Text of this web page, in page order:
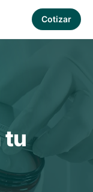
Cotizar
tu